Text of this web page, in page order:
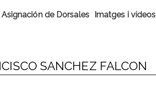
Asignación de Dorsales Imatges i vídeos
SANCHEZ FALCON